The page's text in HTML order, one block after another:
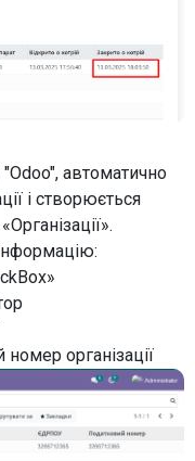
автоматично
і створюється
організації